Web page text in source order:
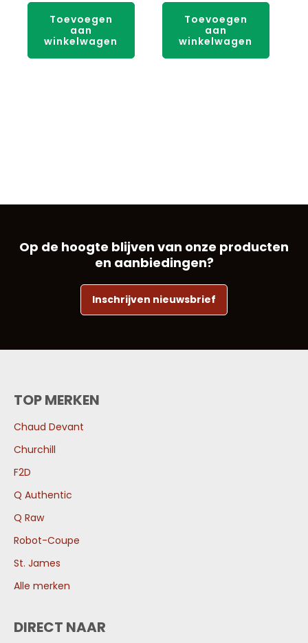
Toevoegen
aan
winkelwagen
Toevoegen
aan
winkelwagen
Op de hoogte blijven van onze producten
en aanbiedingen?
Inschrijven nieuwsbrief
TOP MERKEN
Chaud Devant
Churchill
F2D
Q Authentic
Q Raw
Robot-Coupe
St. James
Alle merken
DIRECT NAAR